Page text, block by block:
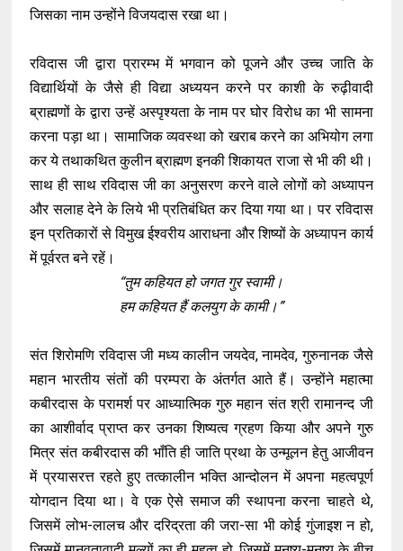
जिसका नाम उन्होंने विजयदास रखा था।
रविदास जी द्वारा प्रारम्भ में भगवान को पूजने और उच्च जाति के
विद्यार्थियों के जैसे ही विद्या अध्ययन करने पर काशी के रुढ़ीवादी
ब्राह्मणों के द्वारा उन्हें अस्पृश्यता के नाम पर घोर विरोध का भी सामना
करना पड़ा था। सामाजिक व्यवस्था को खराब करने का अभियोग लगा
कर ये तथाकथित कुलीन ब्राह्मण इनकी शिकायत राजा से भी की थी।
साथ ही साथ रविदास जी का अनुसरण करने वाले लोगों को अध्यापन
और सलाह देने के लिये भी प्रतिबंधित कर दिया गया था। पर रविदास
इन प्रतिकारों से विमुख ईश्वरीय आराधना और शिष्यों के अध्यापन कार्य
में पूर्वरत बने रहें।
“तुम कहियत हो जगत गुर स्वामी।
हम कहियत हैं कलयुग के कामी।”
संत शिरोमणि रविदास जी मध्य कालीन जयदेव, नामदेव, गुरुनानक जैसे
महान भारतीय संतों की परम्परा के अंतर्गत आते हैं। उन्होंने महात्मा
कबीरदास के परामर्श पर आध्यात्मिक गुरु महान संत श्री रामानन्द जी
का आशीर्वाद प्राप्त कर उनका शिष्यत्व ग्रहण किया और अपने गुरु
मित्र संत कबीरदास की भाँति ही जाति प्रथा के उन्मूलन हेतु आजीवन
में प्रयासरत्त रहते हुए तत्कालीन भक्ति आन्दोलन में अपना महत्वपूर्ण
योगदान दिया था। वे एक ऐसे समाज की स्थापना करना चाहते थे,
जिसमें लोभ-लालच और दरिद्रता की जरा-सा भी कोई गुंजाइश न हो,